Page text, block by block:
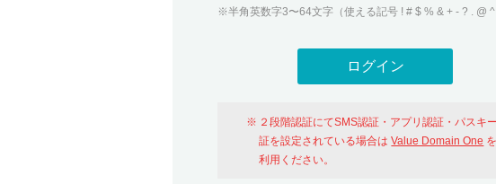
※半角英数字3〜64文字（使える記号 ! # $ % & + - ? . @ ^
２段階認証にてSMS認証・アプリ認証・パスキ
証を設定されている場合はValue Domain One
利用ください。